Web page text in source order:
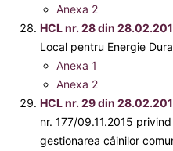
Anexa 2
HCL nr. 28 din
Local pentru Energie
Anexa 1
Anexa 2
HCL nr. 29 din
nr. 177/09.11.2015
gestionarea câinilor